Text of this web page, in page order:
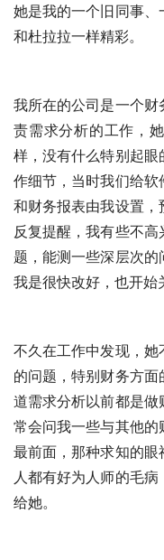
她是我的一个旧同事
和杜拉拉一样精彩。
我所在的公司是一个财
责需求分析的工作，
样，没有什么特别起眼
作细节，当时我们给软
和财务报表由我设置，
反复提醒，我有些不
题，能测一些深层次
我是很快改好，也开始
不久在工作中发现，
的问题，特别财务方
道需求分析以前都是
常会问我一些与其他
最前面，那种求知的眼
人都有好为人师的毛
给她。